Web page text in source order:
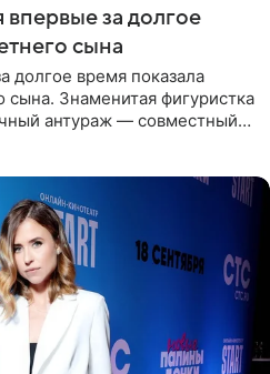
за долгое
сына
долгое время показала
сына. Знаменитая фигуристка
антураж — совместный